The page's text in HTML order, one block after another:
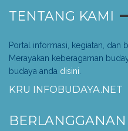
TENTANG KAMI
Portal informasi, kegiatan, dan
Merayakan keberagaman
budaya anda disini
KRU INFOBUDAYA.NET
BERLANGGANAN